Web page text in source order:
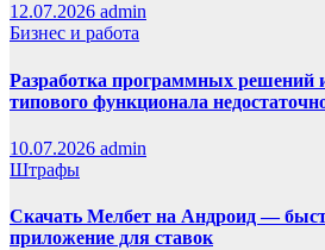
12.07.2026 admin
Бизнес и работа
Разработка программных решений
типового функционала
10.07.2026 admin
Штрафы
Скачать Мелбет на Андроид —
приложение для ставок